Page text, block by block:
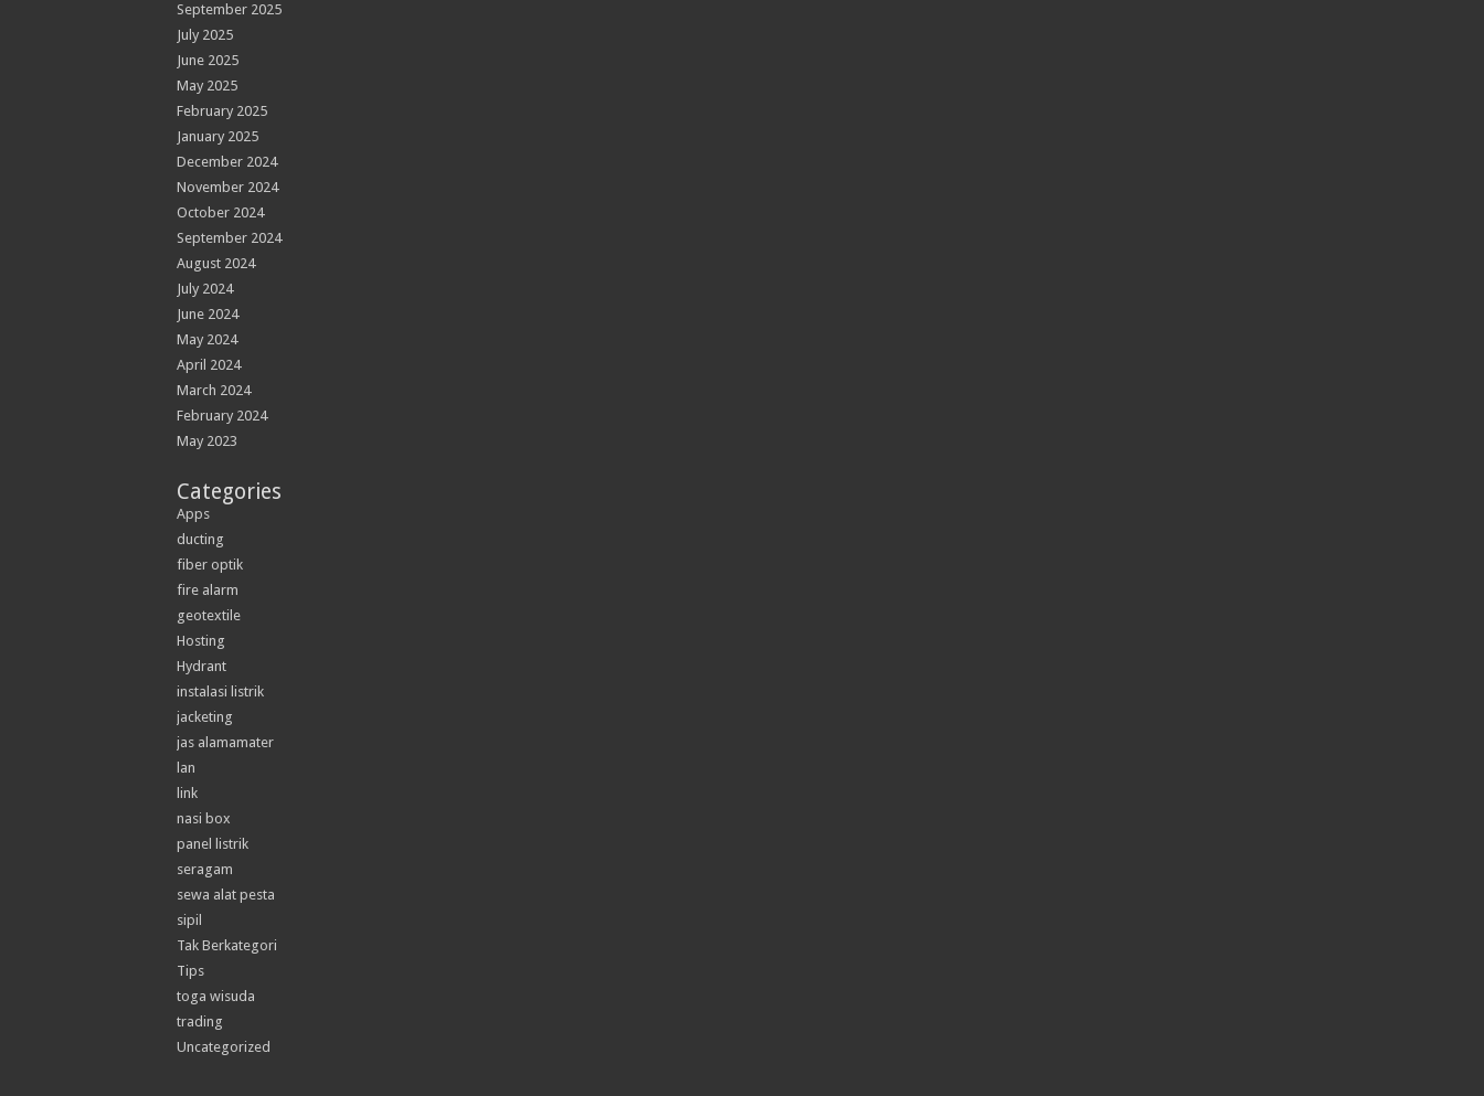
September 2025
July 2025
June 2025
May 2025
February 2025
January 2025
December 2024
November 2024
October 2024
September 2024
August 2024
July 2024
June 2024
May 2024
April 2024
March 2024
February 2024
May 2023
Categories
Apps
ducting
fiber optik
fire alarm
geotextile
Hosting
Hydrant
instalasi listrik
jacketing
jas alamamater
lan
link
nasi box
panel listrik
seragam
sewa alat pesta
sipil
Tak Berkategori
Tips
toga wisuda
trading
Uncategorized